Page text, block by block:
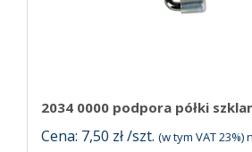
2034 0000 podpora półki
Cena: 7,50 zł /szt. (w tym VAT 23%)